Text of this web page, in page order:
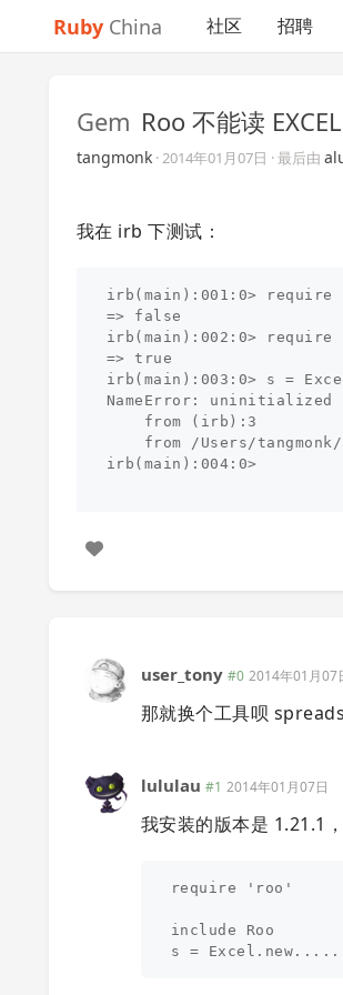
Ruby China 社区 招聘
Gem Roo 不能读
tangmonk ·2014年01月07日 · 最后由
我在 irb 下测试：
irb(main):001:0> require
=> false
irb(main):002:0> require
=> true
irb(main):003:0> s =
NameError: uninitialized
    from (irb):3
from /Users/
irb(main):004:0>
user_tony #0 2014年01月07
那就换个工具呗
lululau #1 2014年01月07日
我安装的版本是 1.21.1
require 'roo'
include Roo